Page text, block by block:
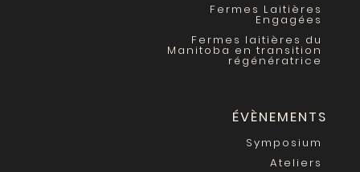
Fermes Laitières
Engagées
Fermes laitières du
Manitoba en transition
régénératrice
ÉVÈNEMENTS
Symposium
Ateliers